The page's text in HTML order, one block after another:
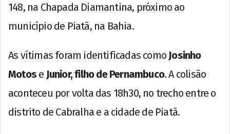
148, na Chapada Diamantina, próximo ao
município de Piatã, na Bahia.
As vítimas foram identificadas como Josinho
Motos e Junior, filho de Pernambuco. A colisão
aconteceu por volta das 18h30, no trecho entre o
distrito de Cabralha e a cidade de Piatã.